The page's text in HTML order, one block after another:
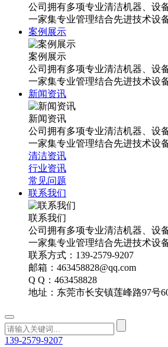
公司拥有多项专业清洁机器、设
一家集专业管理结合先进技术设
案例展示
案例展示
公司拥有多项专业清洁机器、设
一家集专业管理结合先进技术设
新闻资讯
新闻资讯
公司拥有多项专业清洁机器、设
一家集专业管理结合先进技术设
清洁资讯
行业资讯
常见问题
联系我们
联系我们
公司拥有多项专业清洁机器、设
一家集专业管理结合先进技术设
联系方式：139-2579-9207
邮箱：463458828@qq.com
Q Q：463458828
地址：东莞市长安镇莲峰路97号
139-2579-9207